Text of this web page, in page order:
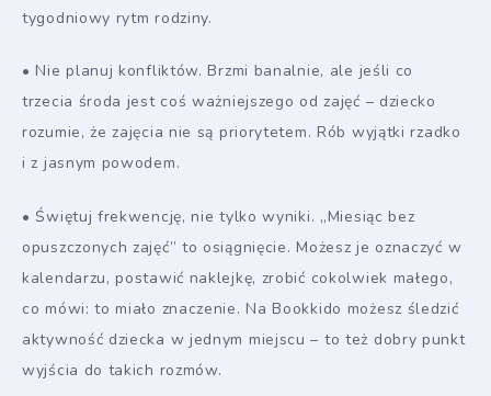
tygodniowy rytm rodziny.
• Nie planuj konfliktów. Brzmi banalnie, ale jeśli co
trzecia środa jest coś ważniejszego od zajęć – dziecko
rozumie, że zajęcia nie są priorytetem. Rób wyjątki rzadko
i z jasnym powodem.
• Świętuj frekwencję, nie tylko wyniki. „Miesiąc bez
opuszczonych zajęć” to osiągnięcie. Możesz je oznaczyć w
kalendarzu, postawić naklejkę, zrobić cokolwiek małego,
co mówi: to miało znaczenie. Na Bookkido możesz śledzić
aktywność dziecka w jednym miejscu – to też dobry punkt
wyjścia do takich rozmów.